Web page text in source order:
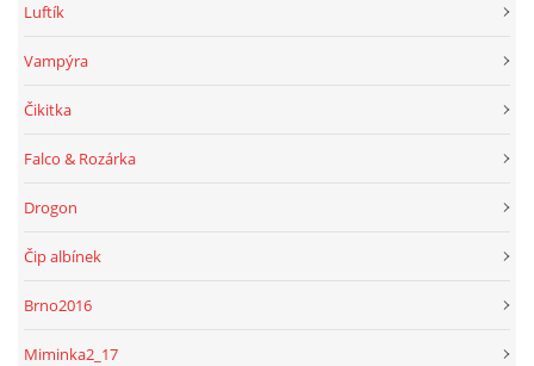
Luftík
Vampýra
Čikitka
Falco & Rozárka
Drogon
Čip albínek
Brno2016
Miminka2_17